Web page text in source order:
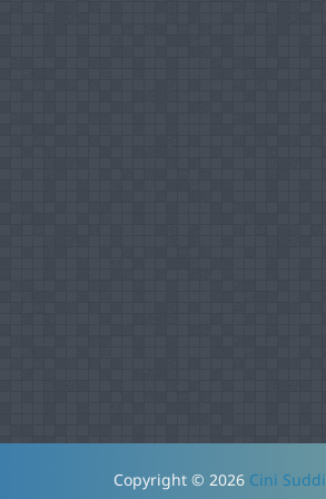
Copyright © 2026 Cini Suddi